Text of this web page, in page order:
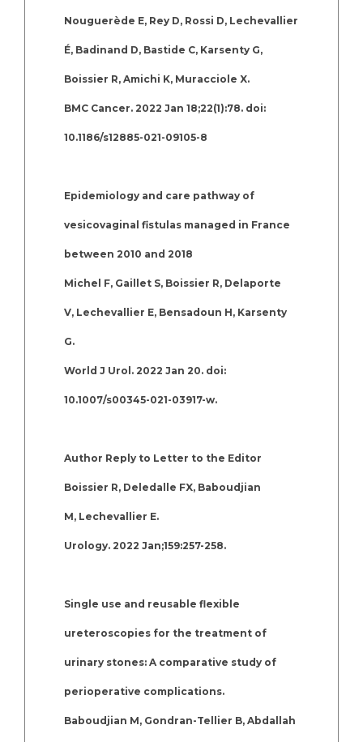
Nouguerède E, Rey D, Rossi D, Lechevallier
É, Badinand D, Bastide C, Karsenty G,
Boissier R, Amichi K, Muracciole X.
BMC Cancer. 2022 Jan 18;22(1):78. doi:
10.1186/s12885-021-09105-8
Epidemiology and care pathway of
vesicovaginal fistulas managed in France
between 2010 and 2018
Michel F, Gaillet S, Boissier R, Delaporte
V, Lechevallier E, Bensadoun H, Karsenty
G.
World J Urol. 2022 Jan 20. doi:
10.1007/s00345-021-03917-w.
Author Reply to Letter to the Editor
Boissier R, Deledalle FX, Baboudjian
M, Lechevallier E.
Urology. 2022 Jan;159:257-258.
Single use and reusable flexible
ureteroscopies for the treatment of
urinary stones: A comparative study of
perioperative complications.
Baboudjian M, Gondran-Tellier B, Abdallah